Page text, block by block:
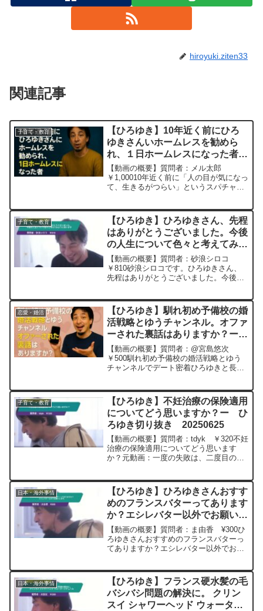
hiroyuki.ziten33
関連記事
子育て・教育
【ひろゆき】10年近く前にひろ
ゆきさんいホームレスを勧めら
れ、１日ホームレスになった者。
ー ひろゆき切り抜き
20251025
【動画の概要】質問者：メル太郎
￥1,00010年近く前に「人の目が気になっ
て、生きるがつらい」というスパチャを
スになった者です。 その節は有難うござ
いました。その後結...
子育て・教育
【ひろゆき】ひろゆきさん、先程
はありがとうございました。今後
の人生について色々と考えてみよ
うと思いますー ひろゆき切り抜
き 20250604
【動画の概要】質問者：砂浪シロコ
￥810砂浪シロコです。ひろゆきさん、
先程はありがとうございました。今後の
がるよ ひろゆきさんの動画で、
寄せられた質問について、...
恋愛・婚活
【ひろゆき】馴れ初め予備校の婚
活戦略とゆうチャンネル。オファ
ーされた裏話はありますか？ー
ひろゆき切り抜き 202051129
【動画の概要】質問者：@宮島悠次
￥500馴れ初め予備校の婚活戦略とゆう
チャンネルでデート密着ひろゆきと長く
りますか？元動画： 蒔かぬ種は生えぬ
PanameIPA ...
子育て・教育
【ひろゆき】不妊治療の保険適用
についてどう思いますか？ー ひ
ろゆき切り抜き 20250625
【動画の概要】質問者：tdyk ￥320不妊
治療の保険適用についてどう思います
か？元動画：一度の失敗は、二度目の成
せられた質問について、一問一答形式に
してみ...
日本・海外事情
【ひろゆき】ひろゆきさんおすす
めのフランスバターってあります
か？エシレバター以外でお願いし
ます。ー ひろゆき切り抜き
20240516
【動画の概要】質問者：ま由香 ¥300ひ
ろゆきさんおすすめのフランスバターっ
てありますか？エシレバター以外でお願
がら 2024/05/16 J20 ひろ...
日本・海外事情
【ひろゆき】フランス硬水髪の毛
バシバシ問題の解決に。 クリン
スイ シャワーヘッド ウォーター